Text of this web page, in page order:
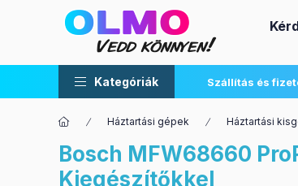
Kategóriák Szállítás és
Háztartási gépek Háztartási
Bosch MFW68660
Kiegészítőkkel